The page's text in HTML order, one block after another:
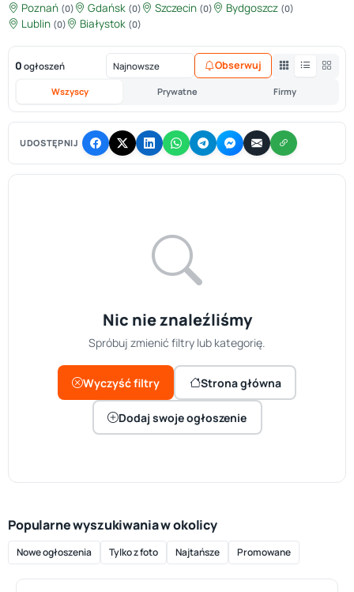
Poznań (0) Gdańsk (0) Szczecin (0) Bydgoszcz (0)
Lublin (0) Białystok (0)
0 ogłoszeń
Wszyscy Prywatne Firmy
Obserwuj
UDOSTĘPNIJ
Nic nie znaleźliśmy
Spróbuj zmienić filtry lub kategorię.
Wyczyść filtry Strona główna
Dodaj swoje ogłoszenie
Popularne wyszukiwania w okolicy
Nowe ogłoszenia Tylko z foto Najtańsze Promowane